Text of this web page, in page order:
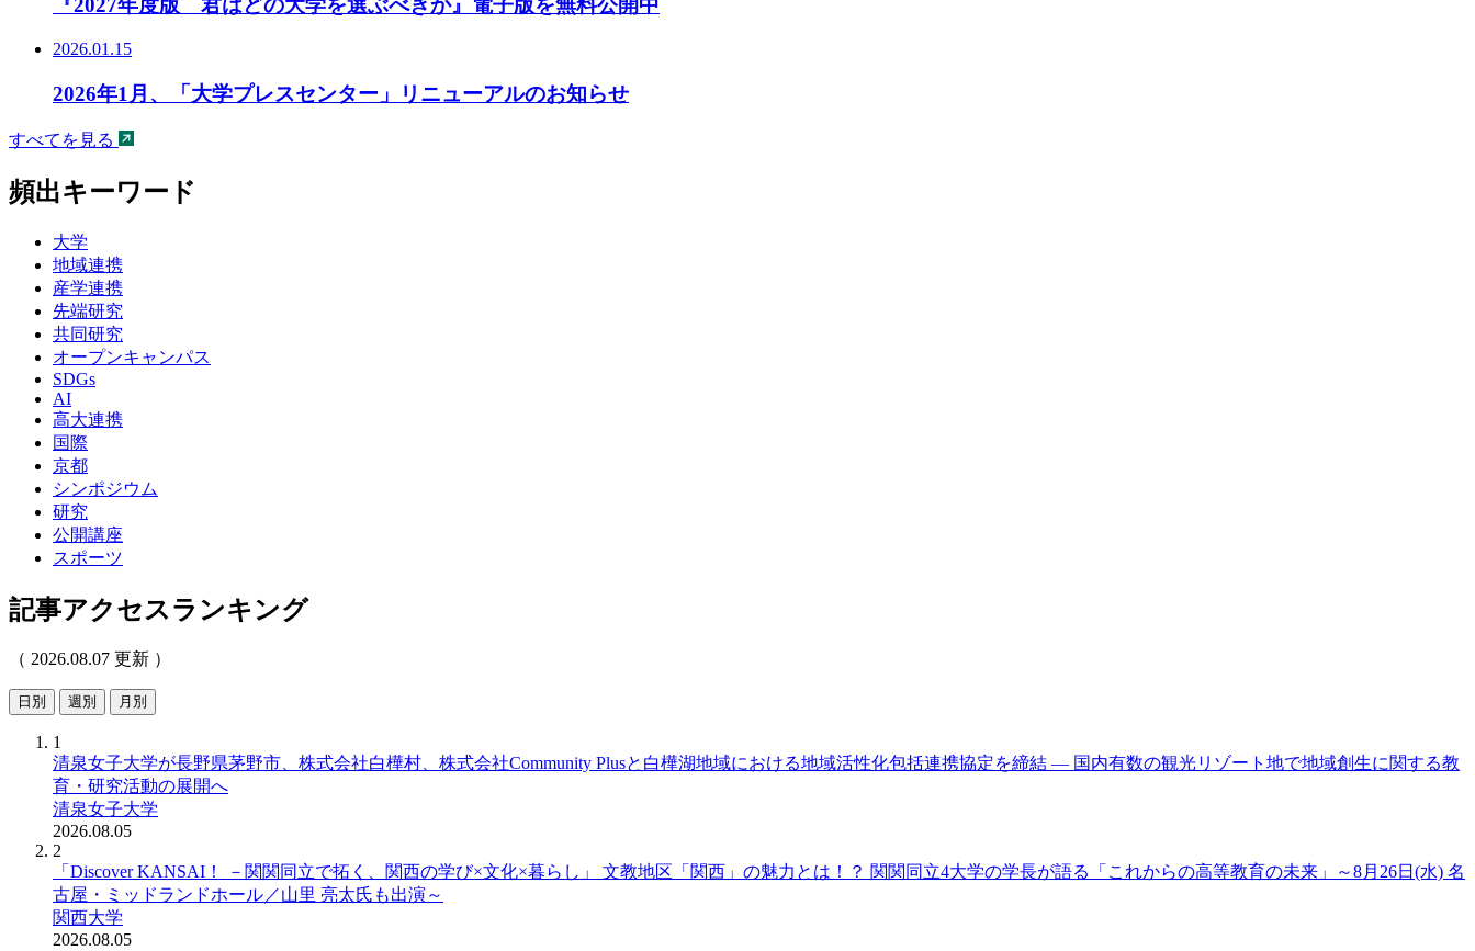
2026.01.15
2026年1月、「大学プレスセンター」リニューアルのお知らせ
すべてを見る
頻出キーワード
大学
地域連携
産学連携
先端研究
共同研究
オープンキャンパス
SDGs
AI
高大連携
国際
京都
シンポジウム
研究
公開講座
スポーツ
記事アクセスランキング
（ 2026.08.07 更新 ）
日別 週別 月別
1
清泉女子大学が長野県茅野市、株式会社白樺村、株式会社Community Plusと白樺湖地域における地域活性化包括連携協定を締結 ― 国内有数の観光リゾート地で地域創生に関する教
育・研究活動の展開へ
清泉女子大学
2026.08.05
2
「Discover KANSAI！ －関関同立で拓く、関西の学び×文化×暮らし」 文教地区「関西」の魅力とは！？ 関関同立4大学の学長が語る「これからの高等教育の未来」～8月26日(水) 名
古屋・ミッドランドホール／山里 亮太氏も出演～
関西大学
2026.08.05